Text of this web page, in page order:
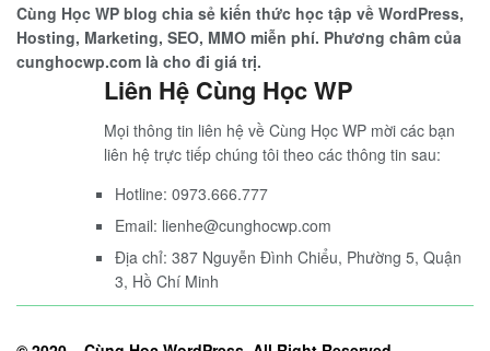
Cùng Học WP blog chia sẻ kiến thức học tập về WordPress,
Hosting, Marketing, SEO, MMO miễn phí. Phương châm của
cunghocwp.com là cho đi giá trị.
Liên Hệ Cùng Học WP
Mọi thông tin liên hệ về Cùng Học WP mời các bạn
liên hệ trực tiếp chúng tôi theo các thông tin sau:
Hotline: 0973.666.777
Email: lienhe@cunghocwp.com
Địa chỉ: 387 Nguyễn Đình Chiểu, Phường 5, Quận
3, Hồ Chí Minh